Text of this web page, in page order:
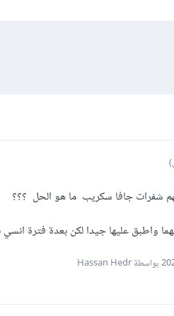
شفرات جافا سكريب ما هو الحل ؟؟؟
واطبق عليها جيدا لكن بعدة فترة
بواسطة Hassan Hedr